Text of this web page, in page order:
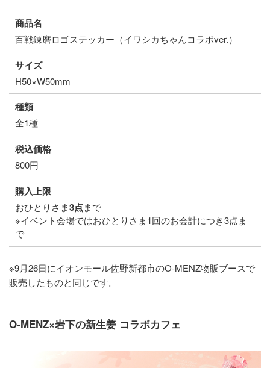
商品名
百戦錬磨ロゴステッカー（イワシカちゃんコラボver.）
サイズ
H50×W50mm
種類
全1種
税込価格
800円
購入上限
おひとりさま3点まで
※イベント会場ではおひとりさま1回のお会計につき3点ま
で
※9月26日にイオンモール佐野新都市のO-MENZ物販ブースで
販売したものと同じです。
O-MENZ×岩下の新生姜 コラボカフェ